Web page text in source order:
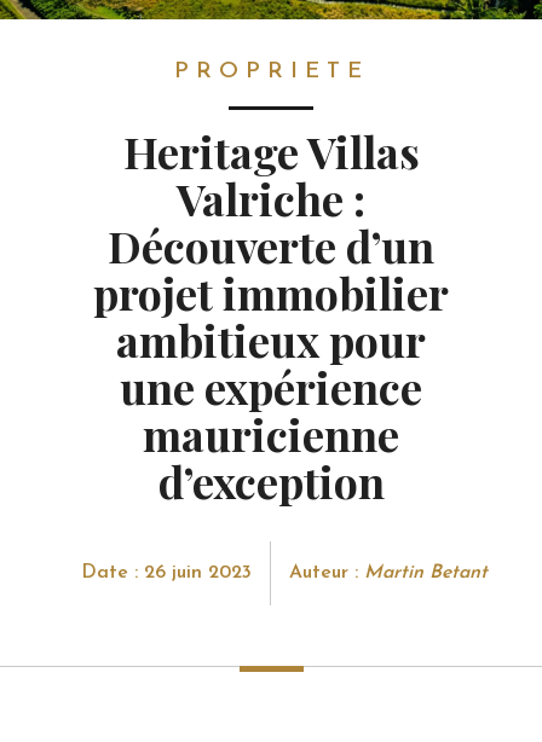
PROPRIETE
Heritage Villas
Valriche :
Découverte d’un
projet immobilier
ambitieux pour
une expérience
mauricienne
d’exception
Date : 26 juin 2023 Auteur : Martin Betant